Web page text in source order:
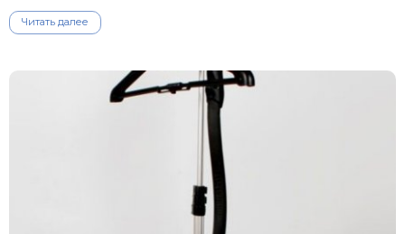
Читать далее